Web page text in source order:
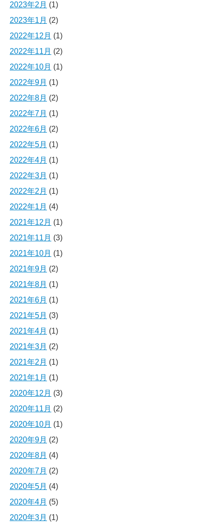
2023年2月 (1)
2023年1月 (2)
2022年12月 (1)
2022年11月 (2)
2022年10月 (1)
2022年9月 (1)
2022年8月 (2)
2022年7月 (1)
2022年6月 (2)
2022年5月 (1)
2022年4月 (1)
2022年3月 (1)
2022年2月 (1)
2022年1月 (4)
2021年12月 (1)
2021年11月 (3)
2021年10月 (1)
2021年9月 (2)
2021年8月 (1)
2021年6月 (1)
2021年5月 (3)
2021年4月 (1)
2021年3月 (2)
2021年2月 (1)
2021年1月 (1)
2020年12月 (3)
2020年11月 (2)
2020年10月 (1)
2020年9月 (2)
2020年8月 (4)
2020年7月 (2)
2020年5月 (4)
2020年4月 (5)
2020年3月 (1)